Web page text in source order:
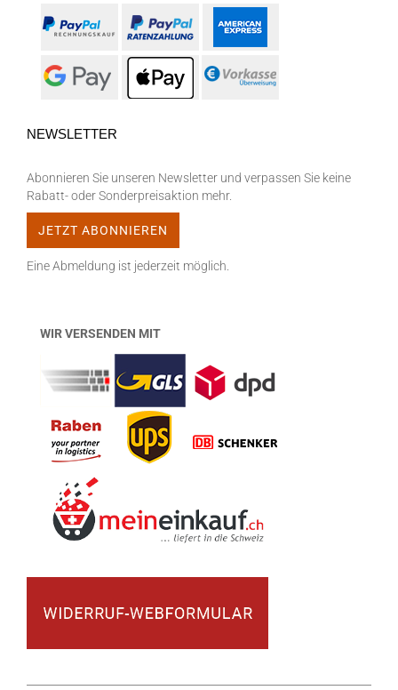
NEWSLETTER
Abonnieren Sie unseren Newsletter und verpassen Sie keine
Rabatt- oder Sonderpreisaktion mehr.
Eine Abmeldung ist jederzeit möglich.
WIR VERSENDEN MIT